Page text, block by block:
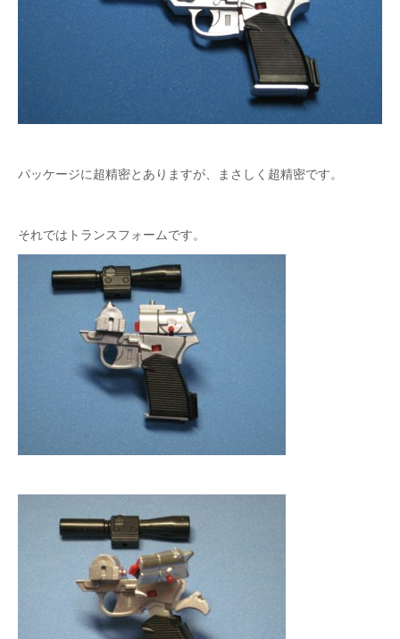
パッケージに超精密とありますが、 まさしく超精密です。
それではトランスフォームです。